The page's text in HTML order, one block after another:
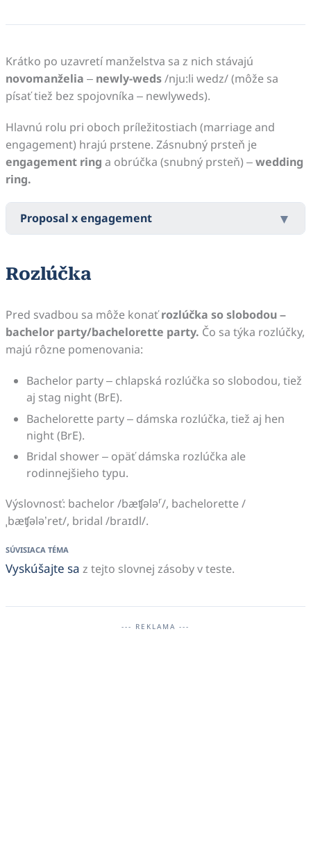
Krátko po uzavretí manželstva sa z nich stávajú
novomanželia – newly-weds/nju:li wedz/ (môže sa
písať tiež bez spojovníka – newlyweds).
Hlavnú rolu pri oboch príležitostiach (marriage and
engagement) hrajú prstene. Zásnubný prsteň je
engagement ring a obrúčka (snubný prsteň) –wedding
ring.
Proposal x engagement
Rozlúčka
Pred svadbou sa môže konaťrozlúčka so slobodou –
bachelor party/bachelorette party. Čo sa týka rozlúčky,
majú rôzne pomenovania:
Bachelor party – chlapská rozlúčka so slobodou, tiež
aj stag night (BrE).
Bachelorette party – dámska rozlúčka, tiež aj hen
night (BrE).
Bridal shower – opäť dámska rozlúčka ale
rodinnejšieho typu.
Výslovnosť: bachelor /bæʧələr/, bachelorette /
ˌbæʧələ’ret/, bridal /braɪdl/.
Vyskúšajte sa z tejto slovnej zásoby v teste.
--- REKLAMA ---